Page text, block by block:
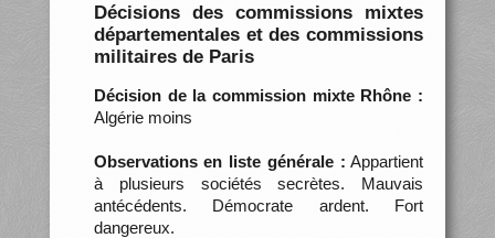
Décisions des commissions mixtes
départementales et des commissions
militaires de Paris
Décision de la commission mixte Rhône :
Algérie moins
Observations en liste générale : Appartient
à plusieurs sociétés secrètes. Mauvais
antécédents. Démocrate ardent. Fort
dangereux.